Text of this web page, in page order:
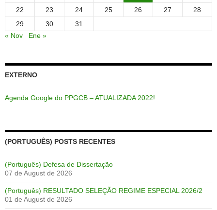
22
23 24 25 26 27
28
29
30
31
« Nov
Ene »
EXTERNO
Agenda Google do PPGCB – ATUALIZADA 2022!
(PORTUGUÊS) POSTS RECENTES
(Português) Defesa de Dissertação
07 de August de 2026
(Português) RESULTADO SELEÇÃO REGIME ESPECIAL 2026/2
01 de August de 2026